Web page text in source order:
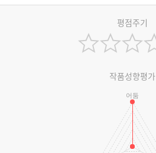
평점주기
작품성향평가
어둠